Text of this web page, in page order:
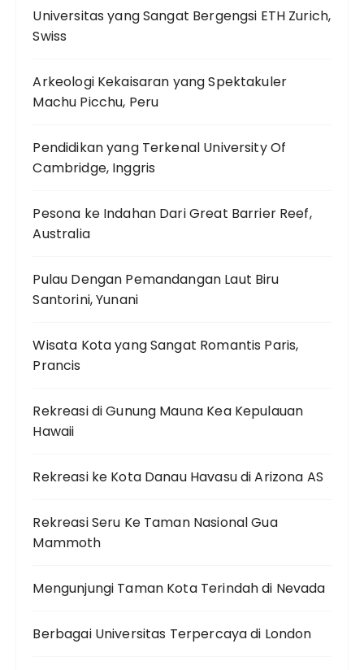
Universitas yang Sangat Bergengsi ETH Zurich,
Swiss
Arkeologi Kekaisaran yang Spektakuler
Machu Picchu, Peru
Pendidikan yang Terkenal University Of
Cambridge, Inggris
Pesona ke Indahan Dari Great Barrier Reef,
Australia
Pulau Dengan Pemandangan Laut Biru
Santorini, Yunani
Wisata Kota yang Sangat Romantis Paris,
Prancis
Rekreasi di Gunung Mauna Kea Kepulauan
Hawaii
Rekreasi ke Kota Danau Havasu di Arizona AS
Rekreasi Seru Ke Taman Nasional Gua
Mammoth
Mengunjungi Taman Kota Terindah di Nevada
Berbagai Universitas Terpercaya di London